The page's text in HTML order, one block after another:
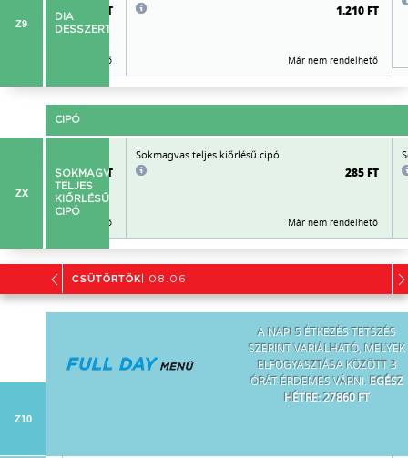
Z9
DIA
DESSZERT
975 FT
Már nem rendelhető
1.210 FT
Már nem rendelhető
CIPÓ
ZX
SOKMAGVAS
TELJES
KIŐRLÉSŰ
CIPÓ
285 FT
Már nem rendelhető
Sokmagvas teljes kiőrlésű cipó
285 FT
Már nem rendelhető
CSÜTÖRTÖK | 08.06
A NAPI 5 ÉTKEZÉS TETSZÉS
SZERINT VARIÁLHATÓ, MELYEK
ELFOGYASZTÁSA KÖZÖTT 3
ÓRÁT ÉRDEMES VÁRNI. EGÉSZ
HÉTRE: 27860 FT
Z10